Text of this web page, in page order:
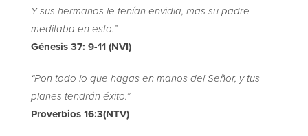
Y sus hermanos le tenían envidia, mas su padre
meditaba en esto.”
Génesis 37: 9-11 (NVI)
“Pon todo lo que hagas en manos del Señor, y tus
planes tendrán éxito.”
Proverbios 16:3(NTV)